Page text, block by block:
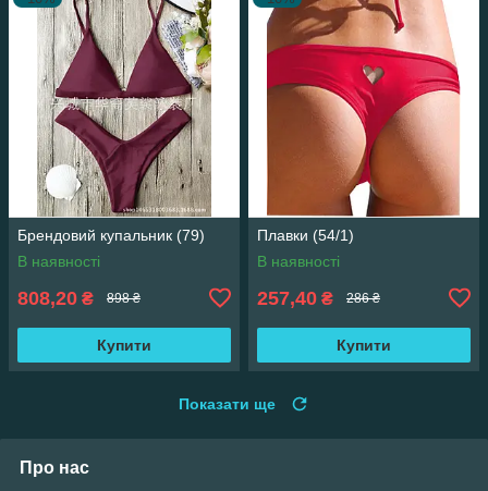
Брендовий купальник (79)
В наявності
808,20 ₴ 898 ₴
Купити
Плавки (54/1)
В наявності
257,40 ₴ 286 ₴
Купити
Показати ще
Про нас